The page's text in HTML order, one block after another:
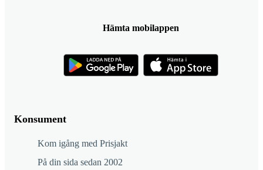
Konsument
Kom igång med Prisjakt
På din sida sedan 2002
Hämta mobilappen